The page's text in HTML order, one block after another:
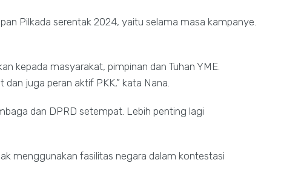
Pilkada serentak 2024, yaitu selama masa kampanye.
kepada masyarakat, pimpinan dan Tuhan YME.
juga peran aktif PKK,” kata Nana.
dan DPRD setempat. Lebih penting lagi
menggunakan fasilitas negara dalam kontestasi